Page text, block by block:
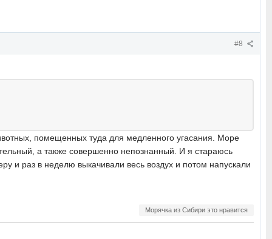
#8
помещенных туда для медленного угасания. Море
а также совершенно непознанный. И я стараюсь
и раз в неделю выкачивали весь воздух и потом напускали
Морячка из Сибири это нравится